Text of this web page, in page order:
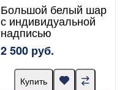
Большой белый шар
с индивидуальной
надписью
2 500 руб.
Купить